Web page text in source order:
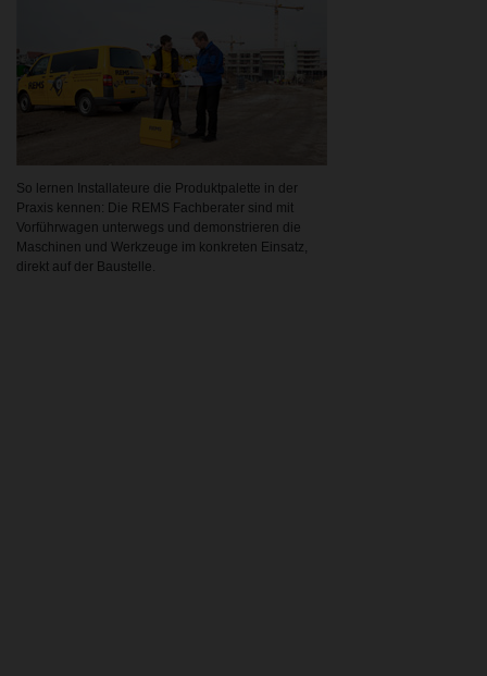
So lernen Installateure die Produktpalette in der
Praxis kennen: Die REMS Fachberater sind mit
Vorführwagen unterwegs und demonstrieren die
Maschinen und Werkzeuge im konkreten Einsatz,
direkt auf der Baustelle.